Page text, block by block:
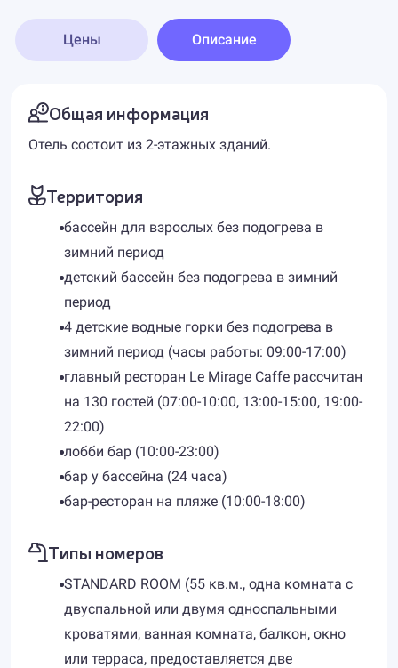
Цены Описание
Общая информация
Отель состоит из 2-этажных зданий.
Территория
бассейн для взрослых без подогрева в
зимний период
детский бассейн без подогрева в зимний
период
4 детские водные горки без подогрева в
зимний период (часы работы: 09:00-17:00)
главный ресторан Le Мirage Caffe рассчитан
на 130 гостей (07:00-10:00, 13:00-15:00, 19:00-
22:00)
лобби бар (10:00-23:00)
бар у бассейна (24 часа)
бар-ресторан на пляже (10:00-18:00)
Типы номеров
STANDARD ROOM (55 кв.м., одна комната с
двуспальной или двумя односпальными
кроватями, ванная комната, балкон, окно
или терраса, предоставляется две